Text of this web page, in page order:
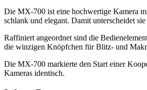
Die MX-700 ist eine hochwertige Kamera
schlank und elegant. Damit unterscheidet
Raffiniert angeordnet sind die
die winzigen Knöpfchen für Blitz- und
Die MX-700 markierte den Start einer
Kameras identisch.